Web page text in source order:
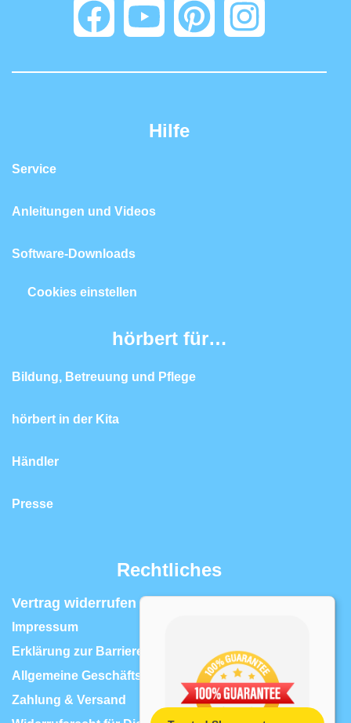
Hilfe
Service
Anleitungen und Videos
Software-Downloads
Cookies einstellen
hörbert für…
Bildung, Betreuung und Pflege
hörbert in der Kita
Händler
Presse
Rechtliches
Vertrag widerrufen | Widerrufsrecht
Impressum
Erklärung zur Barrierefreiheit
Allgemeine Geschäftsbedingungen
Zahlung & Versand